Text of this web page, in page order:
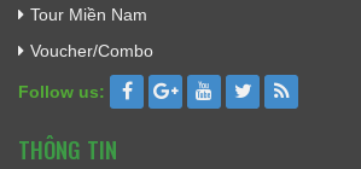
Tour Miền Nam
Voucher/Combo
Follow us:
THÔNG TIN